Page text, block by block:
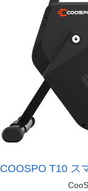
COOSPO T10 ス